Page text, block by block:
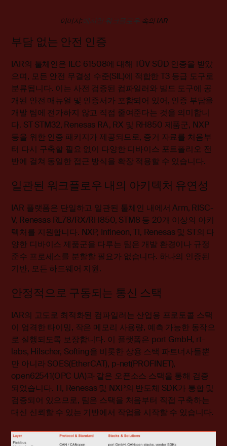
이미지:애자일 워크플로우 속의 IAR
부담 없는 안전 인증
IAR의 툴체인은 IEC 61508에 대해 TÜV SÜD 인증을 받았
으며, 모든 안전 무결성 수준(SIL)에 적합한 T3 등급 도구로
분류됩니다. 이는 사전 검증된 컴파일러와 빌드 도구에 공
개된 안전 매뉴얼 및 인증서가 포함되어 있어, 인증 부담을
개발 팀에 전가하지 않고 직접 줄여준다는 것을 의미합니
다. ST STM32, Renesas RA, RX 및 RH850 제품군, NXP
등을 위한 인증 패키지가 제공되므로, 증거 자료를 처음부
터 다시 구축할 필요 없이 다양한 디바이스 포트폴리오 전
반에 걸쳐 동일한 접근 방식을 확장 적용할 수 있습니다.
일관된 워크플로우 내의 아키텍처 유연성
IAR 플랫폼은 단일하고 일관된 툴체인 내에서 Arm, RISC-
V, Renesas RL78/RX/RH850, STM8 등 20개 이상의 아키
텍처를 지원합니다. NXP, Infineon, TI, Renesas 및 ST의 다
양한 디바이스 제품군을 다루는 팀은 개발 환경이나 규정
준수 프로세스를 분할할 필요가 없습니다. 하나의 인증된
기반, 모든 하드웨어 지원.
안정적으로 구동되는 통신 스택
IAR의 고도로 최적화된 컴파일러는 산업용 프로토콜 스택
이 엄격한 타이밍, 작은 메모리 사용량, 예측 가능한 동작으
로 실행되도록 보장합니다. 이 플랫폼은 port GmbH, rt-
labs, Hilscher, Softing을 비롯한 상용 스택 파트너사들뿐
만 아니라 SOES(EtherCAT), p-net(PROFINET),
open62541(OPC UA)과 같은 오픈소스 스택을 통해 검증
되었습니다. TI, Renesas 및 NXP의 반도체 SDK가 통합 및
검증되어 있으므로, 팀은 스택을 처음부터 직접 구축하는
대신 신뢰할 수 있는 기반에서 작업을 시작할 수 있습니다.